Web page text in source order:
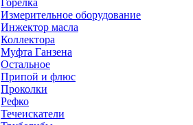
Горелка
Измерительное оборудование
Инжектор масла
Коллектора
Муфта Ганзена
Остальное
Припой и флюс
Проколки
Рефко
Течеискатели